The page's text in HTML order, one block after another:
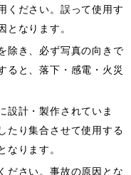
ください。誤って使用す
となります。
除き、必ず写真の向きで
ると、落下・感電・火災
設計・製作されていま
たり集合させて使用する
なります。
ださい。事故の原因とな